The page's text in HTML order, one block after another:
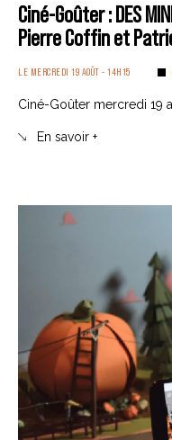
Ciné-Goûter : DES
Pierre Coffin et
LE MERCREDI 19 AOÛT - 14H15
Ciné-Goûter mercredi 19
En savoir +